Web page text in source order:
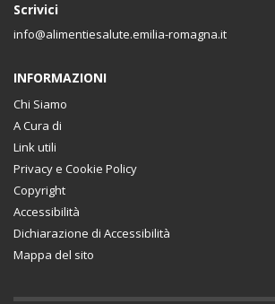
Scrivici
info@alimentiesalute.emilia-romagna.it
INFORMAZIONI
Chi Siamo
A Cura di
Link utili
Privacy e Cookie Policy
Copyright
Accessibilità
Dichiarazione di Accessibilità
Mappa del sito